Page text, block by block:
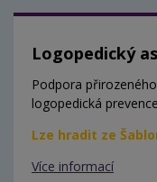
Logopedický
Podpora
logopedická prevence
Lze hradit ze
Více informací